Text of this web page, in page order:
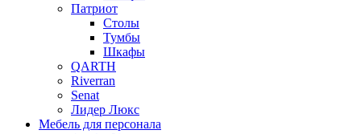
Патриот
Столы
Тумбы
Шкафы
QARTH
Riverran
Senat
Лидер Люкс
Мебель для персонала